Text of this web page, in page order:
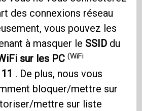
des connexions réseau
vous pouvez les
à masquer le SSID du
sur les PC(WiFi
. De plus, nous vous
bloquer/mettre sur
mettre sur liste